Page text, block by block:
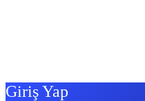
Giriş Yap